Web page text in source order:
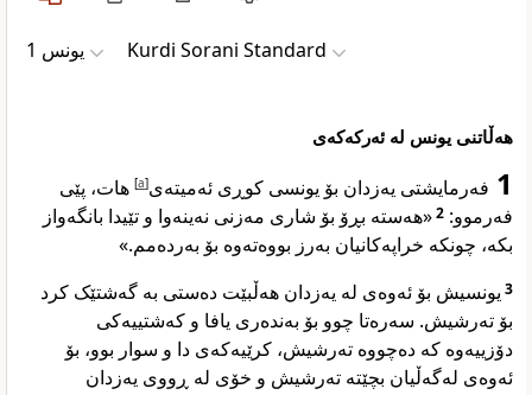
یونس 1 Kurdi Sorani Standard
هەڵاتنی یونس لە ئەرکەکەی
1 فەرمایشتی یەزدان بۆ یونسی کوڕی ئەمیتەی[
a
] هات، پێی
فەرموو: 2«هەستە بڕۆ بۆ شاری مەزنی نەینەوا و تێیدا بانگەواز
بکە، چونکە خراپەکانیان بەرز بووەتەوە بۆ بەردەمم.»
3 یونسیش بۆ ئەوەی لە یەزدان هەڵبێت دەستی بە گەشتێک کرد
بۆ تەرشیش. سەرەتا چوو بۆ بەندەری یافا و کەشتییەکی
دۆزییەوە کە دەچووە تەرشیش، کرێیەکەی دا و سوار بوو، بۆ
ئەوەی لەگەڵیان بچێتە تەرشیش و خۆی لە ڕووی یەزدان